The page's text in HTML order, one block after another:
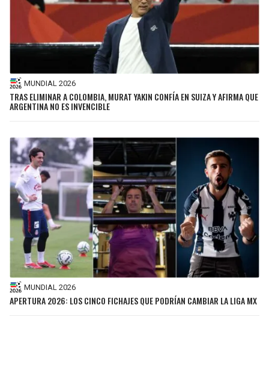
MUNDIAL 2026
TRAS ELIMINAR A COLOMBIA, MURAT YAKIN CONFÍA EN SUIZA Y AFIRMA QUE
ARGENTINA NO ES INVENCIBLE
MUNDIAL 2026
APERTURA 2026: LOS CINCO FICHAJES QUE PODRÍAN CAMBIAR LA LIGA MX